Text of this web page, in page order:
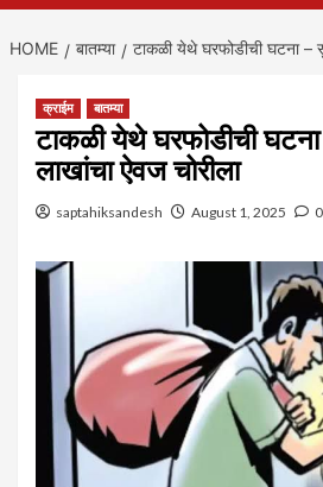
HOME बातम्या टाकळी येथे घरफोडीची घटना –
क्राईम बातम्या
टाकळी येथे घरफोडीची
लाखांचा ऐवज चोरीला
saptahiksandesh August 1, 2025 0